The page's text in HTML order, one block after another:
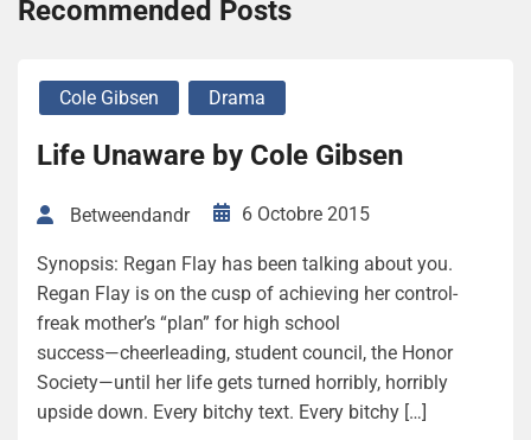
Recommended Posts
Cole Gibsen Drama
Life Unaware by Cole Gibsen
Betweendandr 6 Octobre 2015
Synopsis: Regan Flay has been talking about you.
Regan Flay is on the cusp of achieving her control-
freak mother’s “plan” for high school
success―cheerleading, student council, the Honor
Society—until her life gets turned horribly, horribly
upside down. Every bitchy text. Every bitchy […]